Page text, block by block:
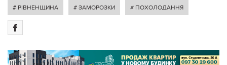
# РІВНЕНЩИНА # ЗАМОРОЗКИ # ПОХОЛОДАННЯ